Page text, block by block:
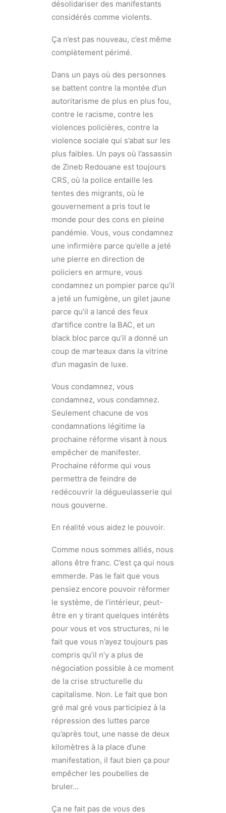
désolidariser des manifestants
considérés comme violents.
Ça n’est pas nouveau, c’est même
complètement périmé.
Dans un pays où des personnes
se battent contre la montée d’un
autoritarisme de plus en plus fou,
contre le racisme, contre les
violences policières, contre la
violence sociale qui s’abat sur les
plus faibles. Un pays où l’assassin
de Zineb Redouane est toujours
CRS, où la police entaille les
tentes des migrants, où le
gouvernement a pris tout le
monde pour des cons en pleine
pandémie. Vous, vous condamnez
une infirmière parce qu’elle a jeté
une pierre en direction de
policiers en armure, vous
condamnez un pompier parce qu’il
a jeté un fumigène, un gilet jaune
parce qu’il a lancé des feux
d’artifice contre la BAC, et un
black bloc parce qu’il a donné un
coup de marteaux dans la vitrine
d’un magasin de luxe.
Vous condamnez, vous
condamnez, vous condamnez.
Seulement chacune de vos
condamnations légitime la
prochaine réforme visant à nous
empêcher de manifester.
Prochaine réforme qui vous
permettra de feindre de
redécouvrir la dégueulasserie qui
nous gouverne.
En réalité vous aidez le pouvoir.
Comme nous sommes alliés, nous
allons être franc. C’est ça qui nous
emmerde. Pas le fait que vous
pensiez encore pouvoir réformer
le système, de l’intérieur, peut-
être en y tirant quelques intérêts
pour vous et vos structures, ni le
fait que vous n’ayez toujours pas
compris qu’il n’y a plus de
négociation possible à ce moment
de la crise structurelle du
capitalisme. Non. Le fait que bon
gré mal gré vous participiez à la
répression des luttes parce
qu’après tout, une nasse de deux
kilomètres à la place d’une
manifestation, il faut bien ça pour
empêcher les poubelles de
bruler…
Ça ne fait pas de vous des